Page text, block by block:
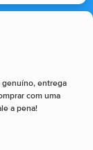
genuíno, entrega
com uma
a pena!